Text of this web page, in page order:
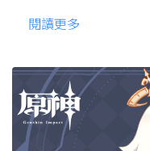
閱讀更多